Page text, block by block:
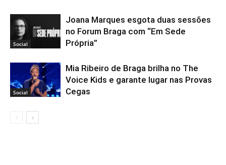
Social
Joana Marques esgota duas sessões
no Forum Braga com “Em Sede
Própria”
Social
Mia Ribeiro de Braga brilha no The
Voice Kids e garante lugar nas Provas
Cegas